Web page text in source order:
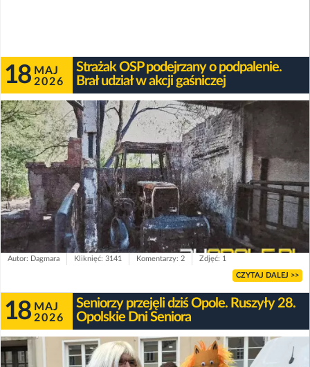
18 MAJ
2026
Strażak OSP podejrzany o podpalenie.
Brał udział w akcji gaśniczej
Autor: Dagmara Kliknięć: 3141 Komentarzy: 2 Zdjęć: 1
CZYTAJ DALEJ >>
18 MAJ
2026
Seniorzy przejęli dziś Opole. Ruszyły 28.
Opolskie Dni Seniora